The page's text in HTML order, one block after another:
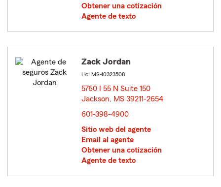
Obtener una cotización
Agente de texto
Zack Jordan
Lic: MS-10323508
5760 I 55 N Suite 150
Jackson, MS 39211-2654
601-398-4900
Sitio web del agente
Email al agente
Obtener una cotización
Agente de texto